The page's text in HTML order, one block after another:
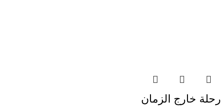
رحلة خارج الزمان